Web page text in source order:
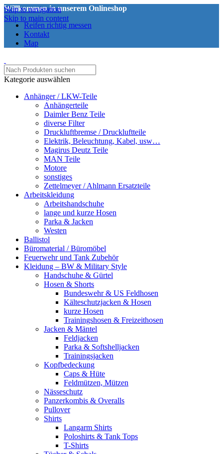
Skip to navigation
Skip to main content
Willkommen in unserem Onlineshop
Reifen richtig messen
Kontakt
Map
Kategorie auswählen
Anhänger / LKW-Teile
Anhängerteile
Daimler Benz Teile
diverse Filter
Druckluftbremse / Druckluftteile
Elektrik, Beleuchtung, Kabel, usw…
Magirus Deutz Teile
MAN Teile
Motore
sonstiges
Zettelmeyer / Ahlmann Ersatzteile
Arbeitskleidung
Arbeitshandschuhe
lange und kurze Hosen
Parka & Jacken
Westen
Ballistol
Büromaterial / Büromöbel
Feuerwehr und Tank Zubehör
Kleidung – BW & Military Style
Handschuhe & Gürtel
Hosen & Shorts
Bundeswehr & US Feldhosen
Kälteschutzjacken & Hosen
kurze Hosen
Trainingshosen & Freizeithosen
Jacken & Mäntel
Feldjacken
Parka & Softshelljacken
Trainingsjacken
Kopfbedeckung
Caps & Hüte
Feldmützen, Mützen
Nässeschutz
Panzerkombis & Overalls
Pullover
Shirts
Langarm Shirts
Poloshirts & Tank Tops
T-Shirts